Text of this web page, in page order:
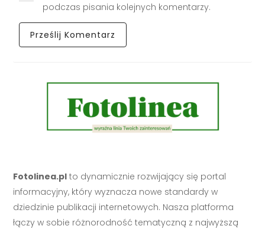
podczas pisania kolejnych komentarzy.
Fotolinea.pl to dynamicznie rozwijający się portal
informacyjny, który wyznacza nowe standardy w
dziedzinie publikacji internetowych. Nasza platforma
łączy w sobie różnorodność tematyczną z najwyższą